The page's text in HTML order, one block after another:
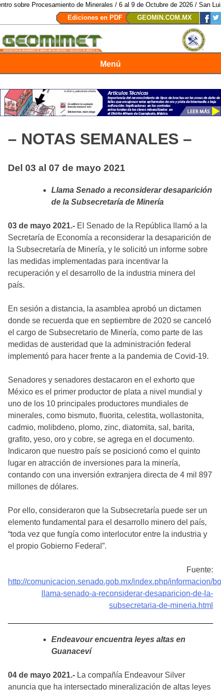
de Minerales / 6 al 9 de Octubre de 2026 / San Luis Potosí,
Ediciones en PDF
GEOMIN.COM.MX
Menú
– NOTAS SEMANALES –
Del 03 al 07 de mayo 2021
Llama Senado a reconsiderar desaparición
de la Subsecretaría de Minería
03 de mayo 2021.- El Senado de la República llamó a la
Secretaría de Economía a reconsiderar la desaparición de
la Subsecretaría de Minería, y le solicitó un informe sobre
las medidas implementadas para incentivar la
recuperación y el desarrollo de la industria minera del
país.
En sesión a distancia, la asamblea aprobó un dictamen
donde se recuerda que en septiembre de 2020 se canceló
el cargo de Subsecretario de Minería, como parte de las
medidas de austeridad que la administración federal
implementó para hacer frente a la pandemia de Covid-19.
Senadores y senadores destacaron en el exhorto que
México es el primer productor de plata a nivel mundial y
uno de los 10 principales productores mundiales de
minerales, como bismuto, fluorita, celestita, wollastonita,
cadmio, molibdeno, plomo, zinc, diatomita, sal, barita,
grafito, yeso, oro y cobre, se agrega en el documento.
Indicaron que nuestro país se posicionó como el quinto
lugar en atracción de inversiones para la minería,
contando con una inversión extranjera directa de 4 mil 897
millones de dólares.
Por ello, consideraron que la Subsecretaría puede ser un
elemento fundamental para el desarrollo minero del país,
“toda vez que fungía como interlocutor entre la industria y
el propio Gobierno Federal”.
Fuente:
http://comunicacion.senado.gob.mx/index.php/informacion/
llama-senado-a-reconsiderar-desaparicion-de-la-
subsecretaria-de-mineria.html
Endeavour encuentra leyes altas en
Guanaceví
04 de mayo 2021.- La compañía Endeavour Silver
anuncia que ha intersectado mineralización de altas leyes